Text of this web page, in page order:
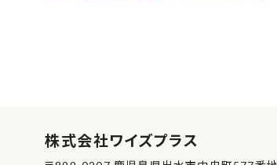
株式会社ワイズプラス